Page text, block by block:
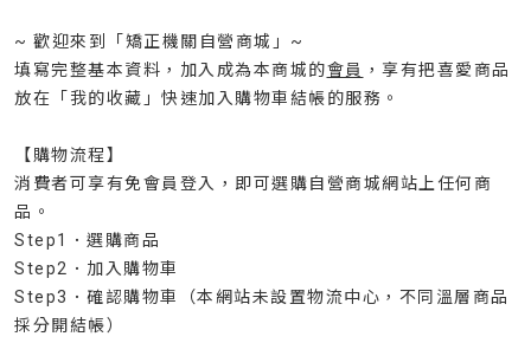
~ 歡迎來到「矯正機關自營商城」~
填寫完整基本資料 ，加入成為本商城的會員 ，享有把喜愛商品
放在 「 我的收藏 」 快速加入購物車結帳的服務。
【購物流程】
消費者可享有免會員登入，即可選購自營商城網站上任何商
品。
Step1．選購商品
Step2．加入購物車
Step3．確認購物車（本網站未設置物流中心，不同溫層商品
採分開結帳）